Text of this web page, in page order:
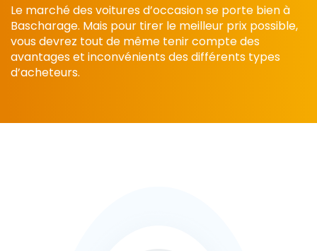
Le marché des voitures d’occasion se porte bien à
Bascharage. Mais pour tirer le meilleur prix possible,
vous devrez tout de même tenir compte des
avantages et inconvénients des différents types
d’acheteurs.